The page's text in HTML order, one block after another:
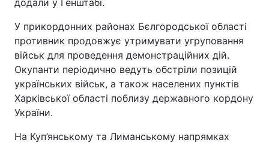
додали у Генштабі.
У прикордонних районах Бєлгородської області
противник продовжує утримувати угруповання
військ для проведення демонстраційних дій.
Окупанти періодично ведуть обстріли позицій
українських військ, а також населених пунктів
Харківської області поблизу державного кордону
України.
На Куп’янському та Лиманському напрямках